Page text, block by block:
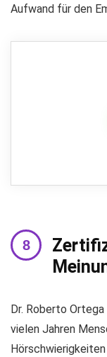
Aufwand für den
Dr. Roberto
vielen Jahren